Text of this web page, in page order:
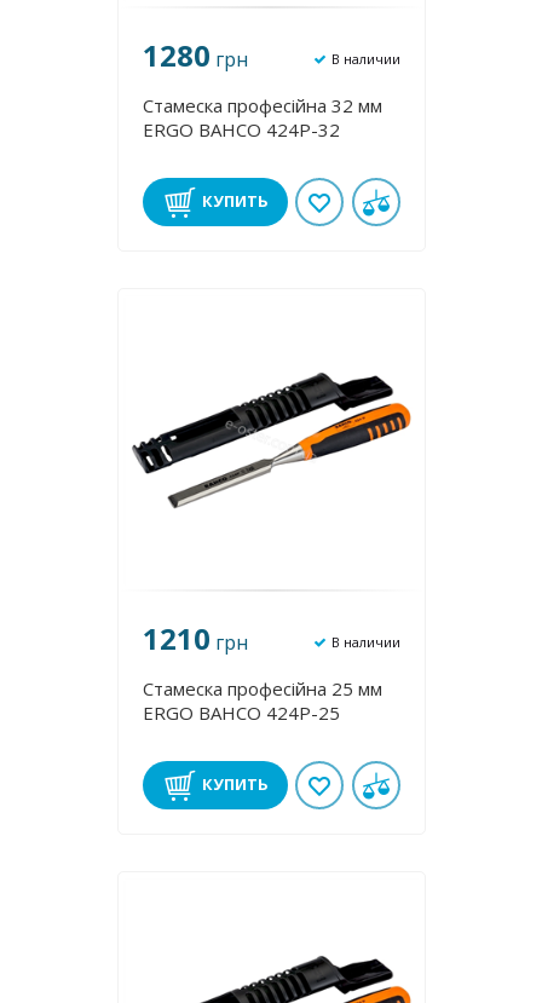
1280 грн В наличии
Стамеска професійна 32 мм
ERGO BAHCO 424P-32
КУПИТЬ
1210 грн В наличии
Стамеска професійна 25 мм
ERGO BAHCO 424P-25
КУПИТЬ